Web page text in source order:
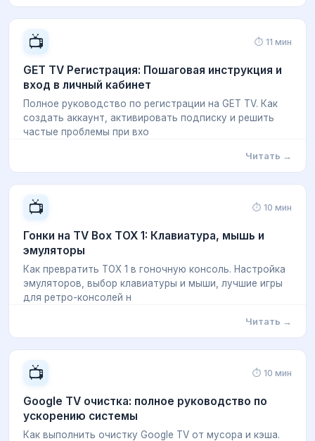
📺 ⏱ 11 мин
GET TV Регистрация: Пошаговая инструкция и
вход в личный кабинет
Полное руководство по регистрации на GET TV. Как
создать аккаунт, активировать подписку и решить
частые проблемы при вхо
Читать →
📺 ⏱ 10 мин
Гонки на TV Box TOX 1: Клавиатура, мышь и
эмуляторы
Как превратить TOX 1 в гоночную консоль. Настройка
эмуляторов, выбор клавиатуры и мыши, лучшие игры
для ретро-консолей н
Читать →
📺 ⏱ 10 мин
Google TV очистка: полное руководство по
ускорению системы
Как выполнить очистку Google TV от мусора и кэша.